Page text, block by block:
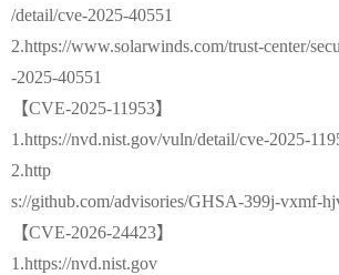
/detail/cve-2025-40551
2.https://www.solarwinds.com/trust-center/
-2025-40551
【CVE-2025-11953】
1.https://nvd.nist.gov/vuln/detail/cve-2025-
2.http
s://github.com/advisories/GHSA-399j-vxmf-
【CVE-2026-24423】
1.https://nvd.nist.gov